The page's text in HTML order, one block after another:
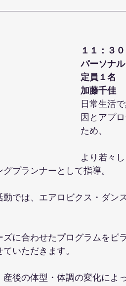
１１：３
パーソナ
定員１名
加藤千佳
日常生活
因とアプ
ため、
より若々
プランナーとして指導。
では、エアロビクス・ダン
に合わせたプログラムをピ
いただきます。
後の体型・体調の変化によ